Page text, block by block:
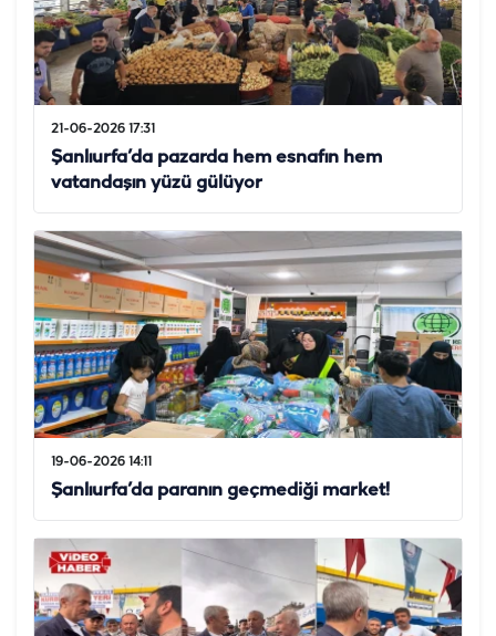
21-06-2026 17:31
Şanlıurfa’da pazarda hem esnafın hem
vatandaşın yüzü gülüyor
19-06-2026 14:11
Şanlıurfa’da paranın geçmediği market!